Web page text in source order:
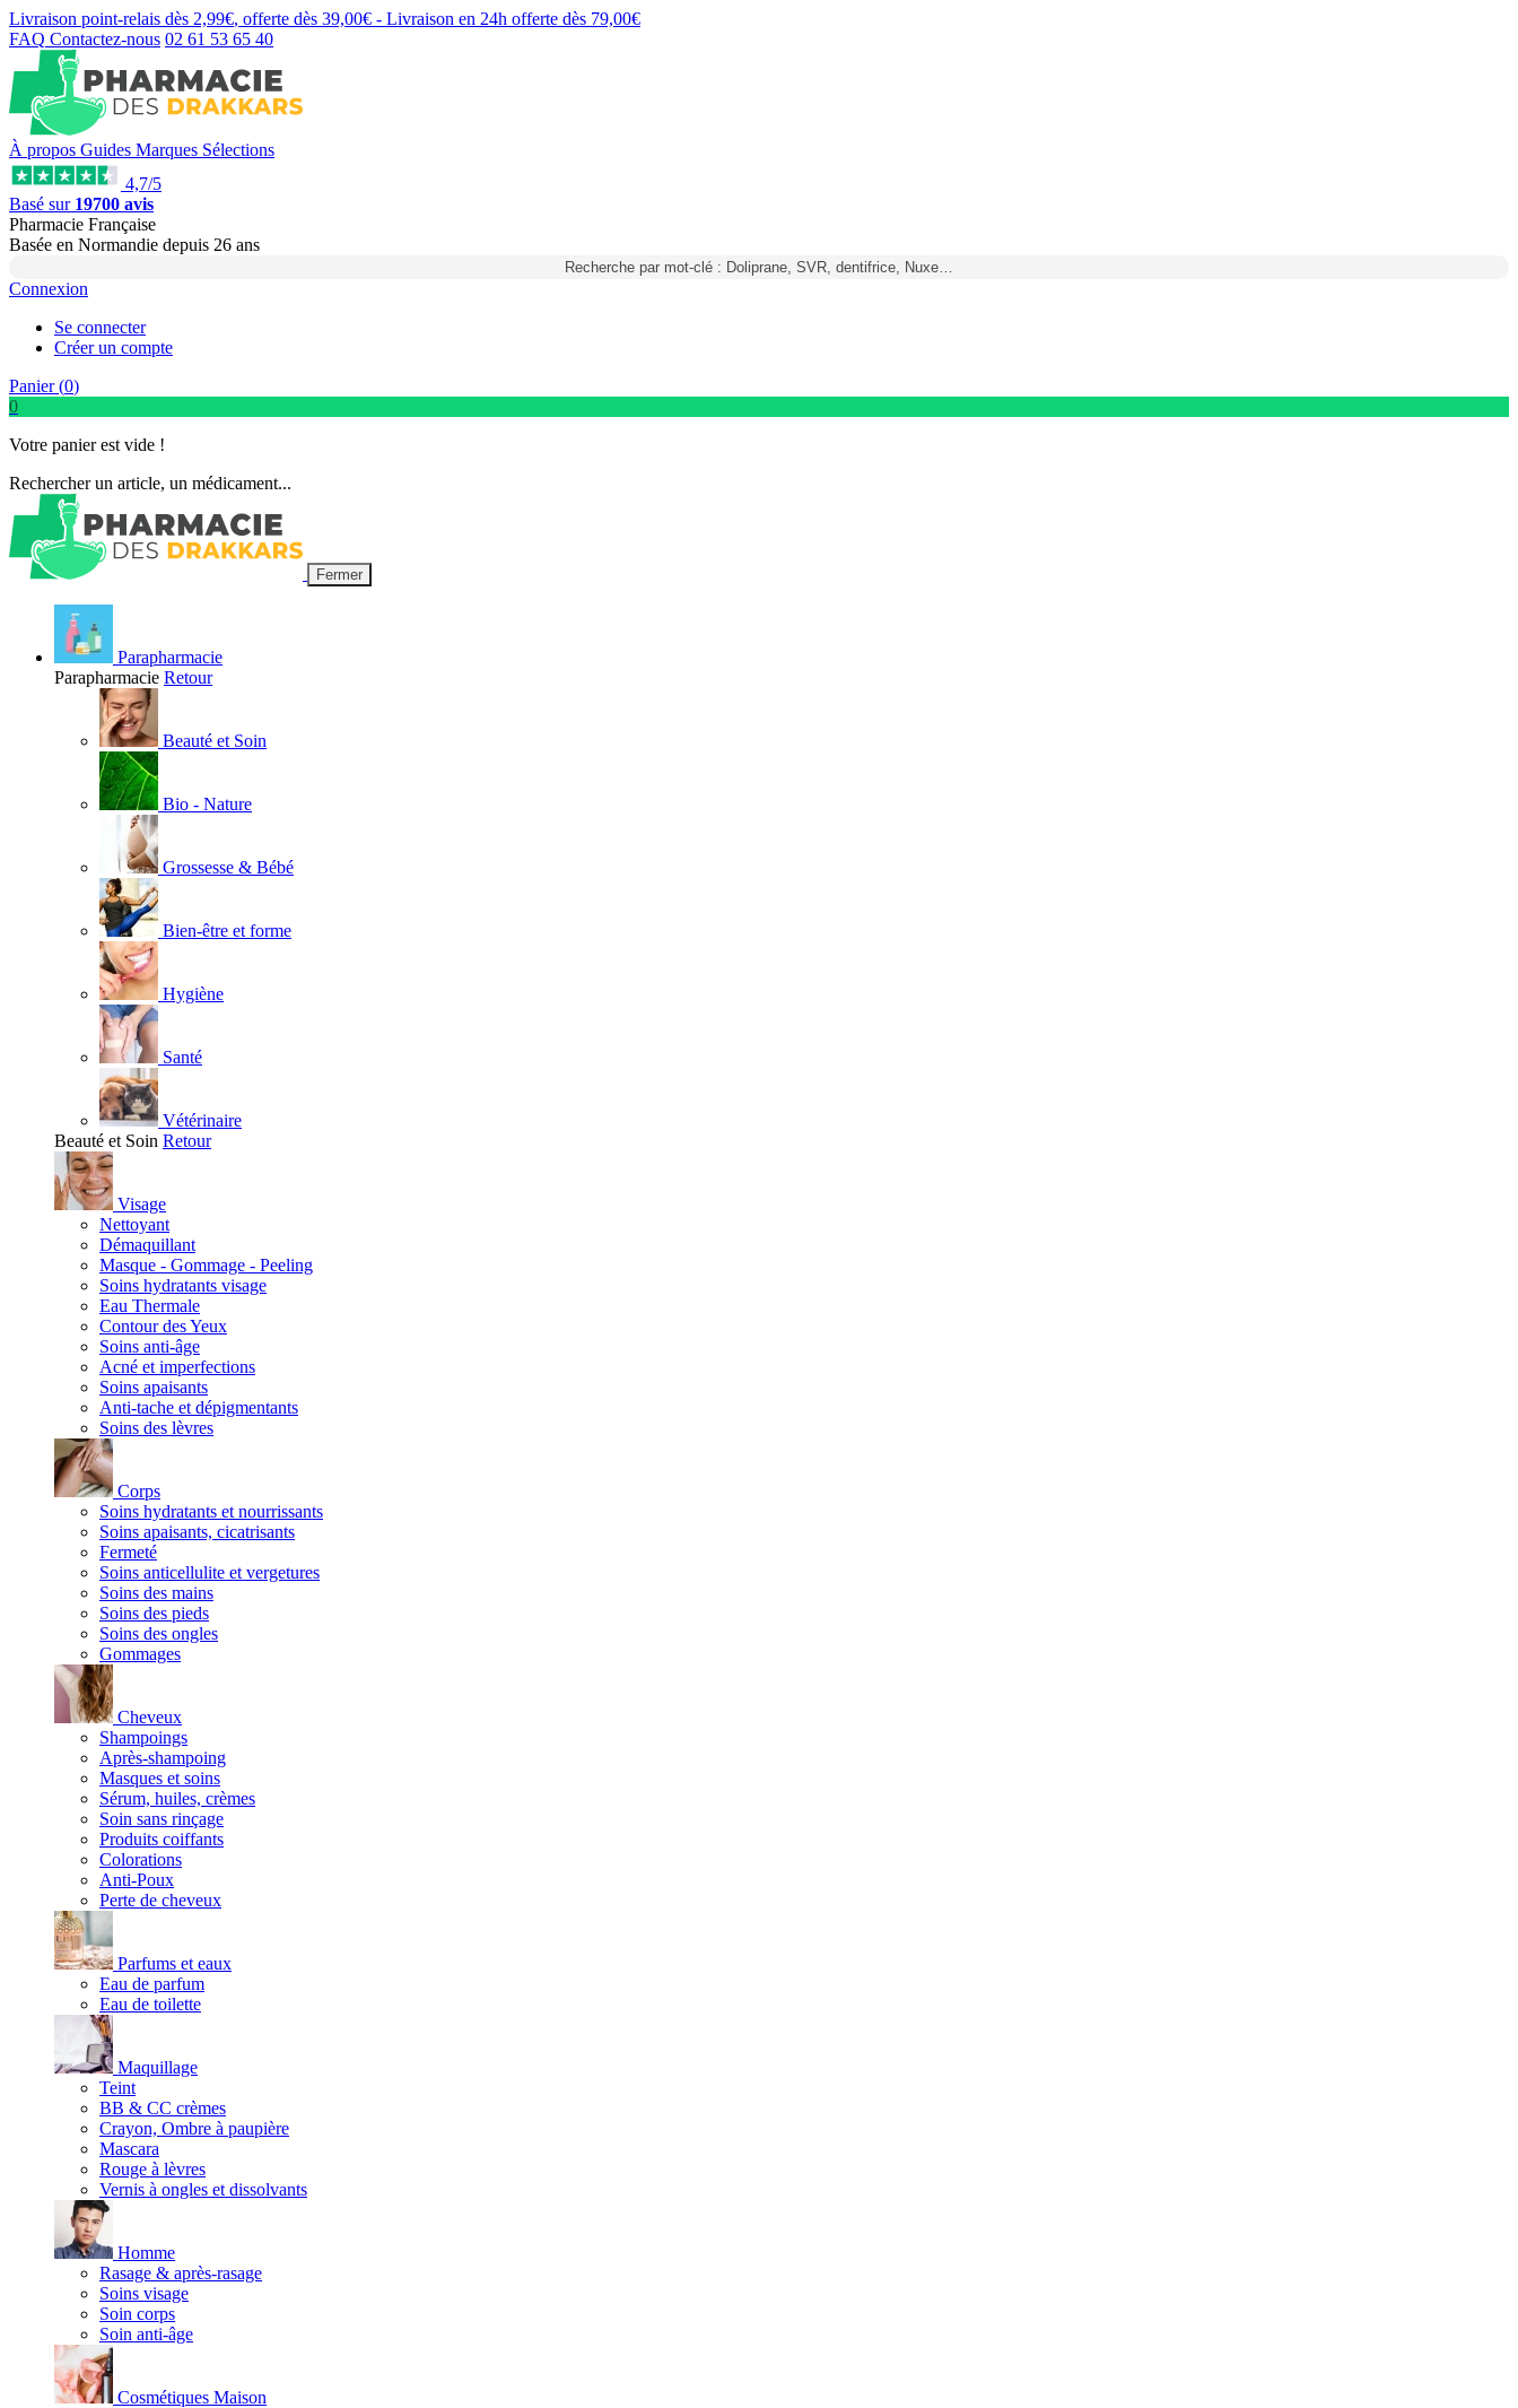
Livraison point-relais dès 2,99€, offerte dès 39,00€ - Livraison en 24h offerte dès 79,00€
FAQ Contactez-nous 02 61 53 65 40
À propos Guides Marques Sélections
4,7/5
Basé sur 19700 avis
Pharmacie Française
Basée en Normandie depuis 26 ans
Recherche par mot-clé : Doliprane, SVR, dentifrice, Nuxe…
Connexion
Se connecter
Créer un compte
Panier (0)
0
Votre panier est vide !
Rechercher un article, un médicament...
Fermer
Parapharmacie
Parapharmacie Retour
Beauté et Soin
Bio - Nature
Grossesse & Bébé
Bien-être et forme
Hygiène
Santé
Vétérinaire
Beauté et Soin Retour
Visage
Nettoyant
Démaquillant
Masque - Gommage - Peeling
Soins hydratants visage
Eau Thermale
Contour des Yeux
Soins anti-âge
Acné et imperfections
Soins apaisants
Anti-tache et dépigmentants
Soins des lèvres
Corps
Soins hydratants et nourrissants
Soins apaisants, cicatrisants
Fermeté
Soins anticellulite et vergetures
Soins des mains
Soins des pieds
Soins des ongles
Gommages
Cheveux
Shampoings
Après-shampoing
Masques et soins
Sérum, huiles, crèmes
Soin sans rinçage
Produits coiffants
Colorations
Anti-Poux
Perte de cheveux
Parfums et eaux
Eau de parfum
Eau de toilette
Maquillage
Teint
BB & CC crèmes
Crayon, Ombre à paupière
Mascara
Rouge à lèvres
Vernis à ongles et dissolvants
Homme
Rasage & après-rasage
Soins visage
Soin corps
Soin anti-âge
Cosmétiques Maison